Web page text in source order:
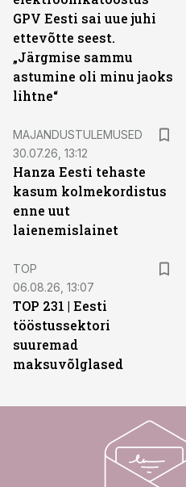
GPV Eesti sai uue juhi
ettevõtte seest.
„Järgmise sammu
astumine oli minu jaoks
lihtne“
MAJANDUSTULEMUSED
30.07.26, 13:12
Hanza Eesti tehaste
kasum kolmekordistus
enne uut
laienemislainet
TOP
06.08.26, 13:07
TOP 231 | Eesti
tööstussektori
suuremad
maksuvõlglased